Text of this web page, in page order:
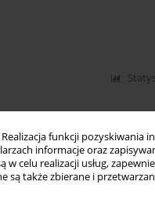
funkcji pozyskiwania
informacje oraz
celu realizacji usług,
są także zbierane i
MIASTA